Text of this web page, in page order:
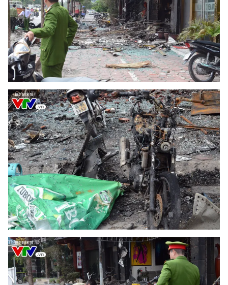
VTV9 VTV8
Liên hệ tòa soạn English
THỜI BÁO VTV
Theo dõi báo trên
Cơ quan chủ quản:Đài Truyền hình Việt Nam
Cơ quan báo chí:Thời báo VTV
Giấy phép hoạt động báo in và báo điện tử số 483/GP-BTTTT
cấp ngày 29/12/2023
Tổng Biên tập:Vũ Thanh Thủy
Phó Tổng Biên tập:
Nguyễn Thị Mỹ Hạnh, Phạm Quốc Thắng,
Nguyễn Trọng Ninh
Tổng đài VTV:024.38 355 931 - 024.38 355 932